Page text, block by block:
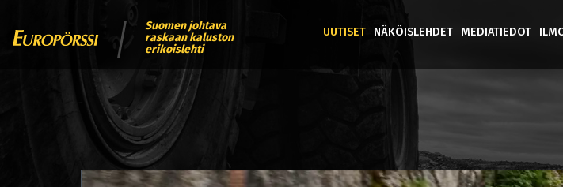
Suomen johtava
raskaan kaluston
erikoislehti
UUTISET NÄKÖISLEHDET MEDIATIEDOT